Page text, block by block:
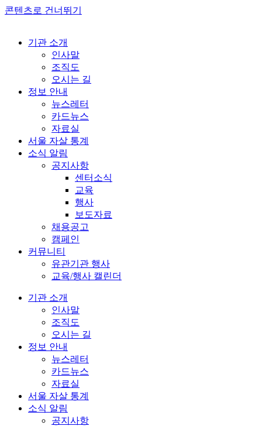
콘텐츠로 건너뛰기
기관 소개
인사말
조직도
오시는 길
정보 안내
뉴스레터
카드뉴스
자료실
서울 자살 통계
소식 알림
공지사항
센터소식
교육
행사
보도자료
채용공고
캠페인
커뮤니티
유관기관 행사
교육/행사 캘린더
기관 소개
인사말
조직도
오시는 길
정보 안내
뉴스레터
카드뉴스
자료실
서울 자살 통계
소식 알림
공지사항